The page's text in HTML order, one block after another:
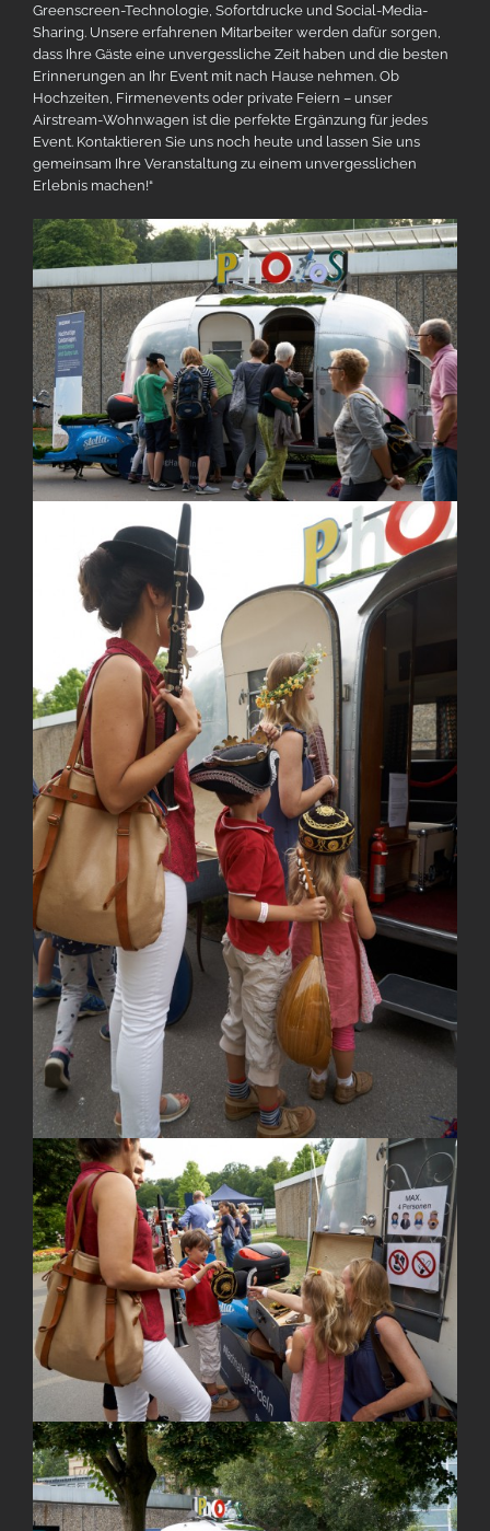
Greenscreen-Technologie, Sofortdrucke und Social-Media-
Sharing. Unsere erfahrenen Mitarbeiter werden dafür sorgen,
dass Ihre Gäste eine unvergessliche Zeit haben und die besten
Erinnerungen an Ihr Event mit nach Hause nehmen. Ob
Hochzeiten, Firmenevents oder private Feiern – unser
Airstream-Wohnwagen ist die perfekte Ergänzung für jedes
Event. Kontaktieren Sie uns noch heute und lassen Sie uns
gemeinsam Ihre Veranstaltung zu einem unvergesslichen
Erlebnis machen!“